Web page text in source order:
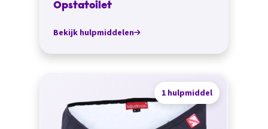
Opstatoilet
Bekijk hulpmiddelen
1 hulpmiddel